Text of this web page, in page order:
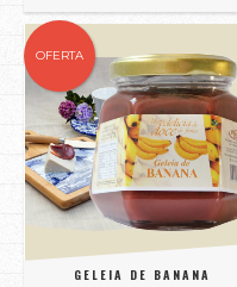
OFERTA
GELEIA DE BANANA